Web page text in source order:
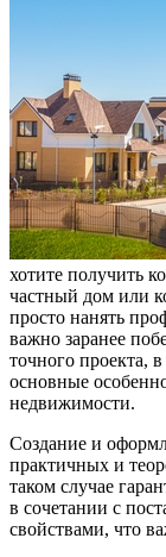
хотите получить
частный дом или
просто нанять
важно заранее
точного проекта,
основные
недвижимости.
Создание и
практичных и
таком случае
в сочетании с
свойствами, что